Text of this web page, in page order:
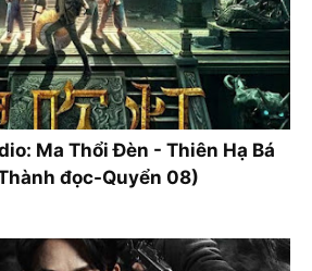
Ma Thổi Đèn - Thiên Hạ Bá
đọc-Quyển 08)